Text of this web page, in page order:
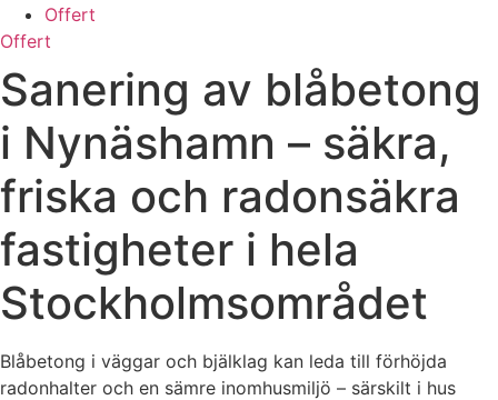
Offert
Offert
Sanering av blåbetong
i Nynäshamn – säkra,
friska och radonsäkra
fastigheter i hela
Stockholmsområdet
Blåbetong i väggar och bjälklag kan leda till förhöjda
radonhalter och en sämre inomhusmiljö – särskilt i hus